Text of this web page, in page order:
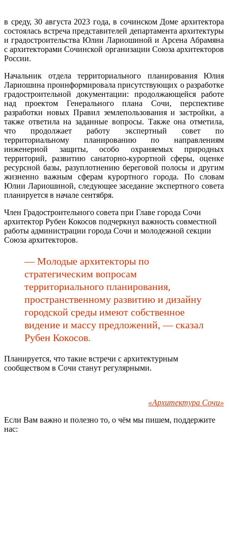
в среду, 30 августа 2023 года, в сочинском Доме архитектора
состоялась встреча представителей департамента архитектуры
и градостроительства Юлии Лариошиной и Арсена Абрамяна
с архитекторами Сочинской организации Союза архитекторов
России.
Начальник отдела территориального планирования Юлия
Лариошина проинформировала присутствующих о разработке
градостроительной документации: продолжающейся работе
над проектом Генерального плана Сочи, перспективе
разработки новых Правил землепользования и застройки, а
также ответила на заданные вопросы. Также она отметила,
что продолжает работу экспертный совет по
территориальному планированию по направлениям
инженерной защиты, особо охраняемых природных
территорий, развитию санаторно-курортной сферы, оценке
ресурсной базы, разуплотнению береговой полосы и другим
жизненно важным сферам курортного города. По словам
Юлии Лариошиной, следующее заседание экспертного совета
планируется в начале сентября.
Член Градостроительного совета при Главе города Сочи
архитектор Рубен Кокосов подчеркнул важность совместной
работы администрации города Сочи и молодежной секции
Союза архитекторов.
— Молодые архитекторы по
стратегическим вопросам
территориального планирования,
пространственному развитию и дизайну
городской среды имеют собственное
видение и массу предложений, — сказал
Рубен Кокосов.
Планируется, что такие встречи с архитектурным
сообществом в Сочи станут регулярными.
«Архитектура Сочи»
Если Вам важно и полезно то, о чём мы пишем, поддержите
нас: